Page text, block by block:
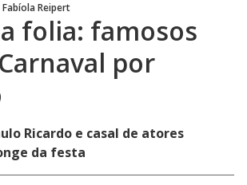
Fabíola Reipert
folia: famosos
por
Ricardo e casal de atores
da festa